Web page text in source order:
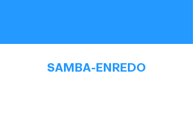
SAMBA-ENREDO